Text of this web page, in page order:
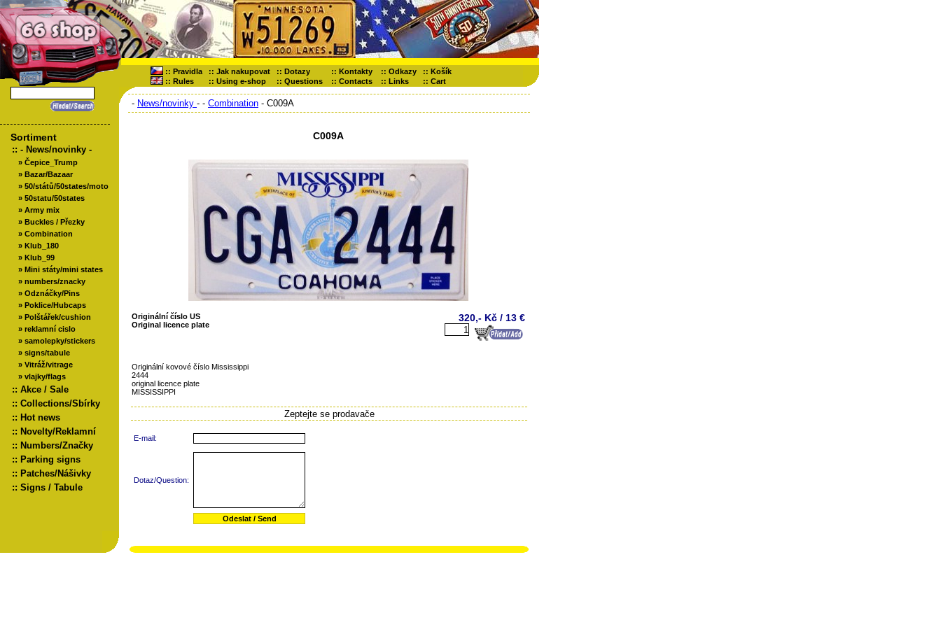
:: Pravidla :: Jak nakupovat :: Dotazy :: Kontakty :: Odkazy :: Košík
:: Rules :: Using e-shop :: Questions :: Contacts :: Links :: Cart
Sortiment
:: - News/novinky -
» Čepice_Trump
» Bazar/Bazaar
» 50/států/50states/moto
» 50statu/50states
» Army mix
» Buckles / Přezky
» Combination
» Klub_180
» Klub_99
» Mini státy/mini states
» numbers/znacky
» Odznáčky/Pins
» Poklice/Hubcaps
» Polštářek/cushion
» reklamní cislo
» samolepky/stickers
» signs/tabule
» Vitráž/vitrage
» vlajky/flags
:: Akce / Sale
:: Collections/Sbírky
:: Hot news
:: Novelty/Reklamní
:: Numbers/Značky
:: Parking signs
:: Patches/Nášivky
:: Signs / Tabule
- News/novinky - - Combination - C009A
C009A
Originální číslo US
Original licence plate
320,- Kč / 13 €
Originální kovové číslo Mississippi
2444
original licence plate
MISSISSIPPI
Zeptejte se prodavače
E-mail:
Dotaz/Question: